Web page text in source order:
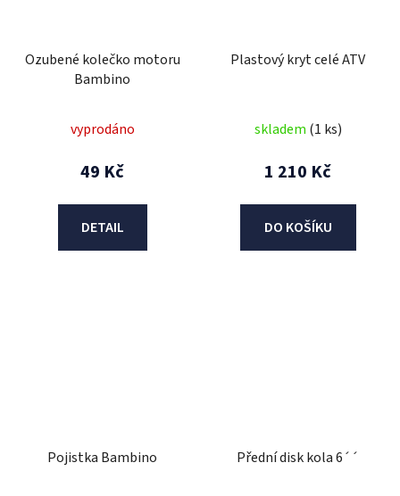
Ozubené kolečko motoru
Bambino
vyprodáno
49 Kč
DETAIL
Plastový kryt celé ATV
skladem (1 ks)
1 210 Kč
DO KOŠÍKU
Pojistka Bambino Přední disk kola 6´´